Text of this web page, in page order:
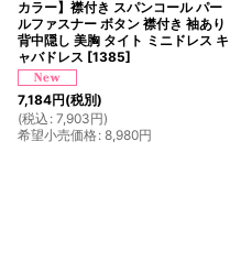
カラー】襟付き スパンコール パー
ルファスナー ボタン 襟付き 袖あり
背中隠し 美胸 タイト ミニドレス キ
ャバドレス [1385]
7,184円(税別)
(税込 : 7,903円)
希望小売価格: 8,980円